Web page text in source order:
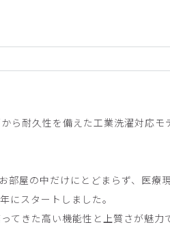
いところで残念でした 見た目はと
ら耐久性を備えた工業洗濯対応モ
部屋の中だけにとどまらず、医療
にスタートしました。
てきた高い機能性と上質さが魅力